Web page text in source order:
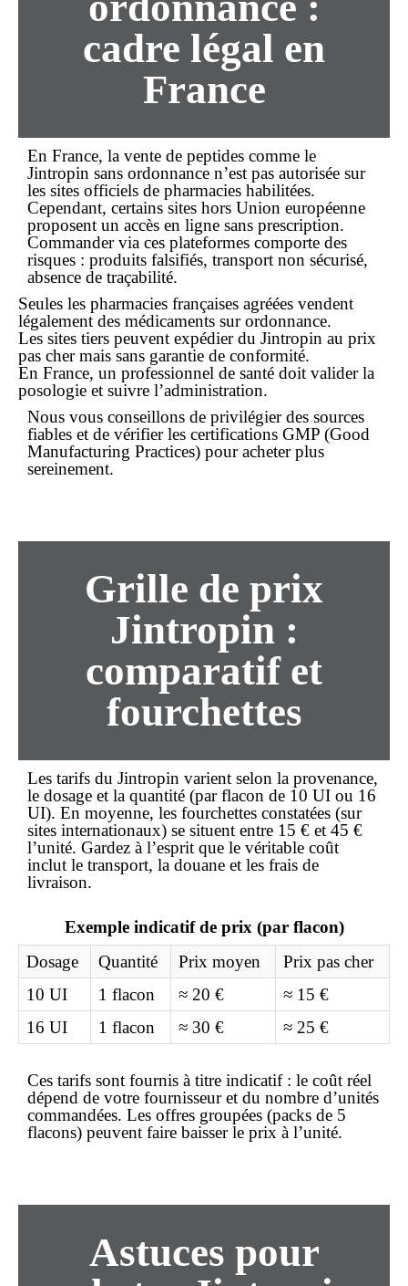
cadre légal en
France
En France, la vente de peptides comme le
Jintropin sans ordonnance n’est pas autorisée sur
les sites officiels de pharmacies habilitées.
Cependant, certains sites hors Union européenne
proposent un accès en ligne sans prescription.
Commandervia ces plateformes comporte des
risques : produits falsifiés, transport non sécurisé,
absence de traçabilité.
Seules les pharmacies françaises agréées vendent
légalement des médicaments sur ordonnance.
Les sites tiers peuvent expédier du Jintropin au prix
pas chermais sans garantie de conformité.
En France, un professionnel de santé doit valider la
posologie et suivre l’administration.
Nous vous conseillons de privilégier des sources
fiables et de vérifier les certifications GMP (Good
Manufacturing Practices) pouracheterplus
sereinement.
Grille de prix
Jintropin :
comparatif et
fourchettes
Les tarifs du Jintropin varient selon la provenance,
le dosage et la quantité (par flacon de 10 UI ou 16
UI). En moyenne, les fourchettes constatées (sur
sites internationaux) se situent entre 15 € et 45 €
l’unité. Gardez à l’esprit que le véritable coût
inclut le transport, la douane et les frais de
livraison.
Exemple indicatif de prix (par flacon)
Dosage
Quantité Prix moyen Prix pas cher
10 UI
1 flacon ≈ 20 €
≈ 15 €
16 UI
1 flacon ≈ 30 € ≈ 25 €
Ces tarifs sont fournis à titre indicatif : le coût réel
dépend de votre fournisseur et du nombre d’unités
commandées. Les offres groupées (packs de 5
flacons) peuvent faire baisser le prix à l’unité.
Astuces pour